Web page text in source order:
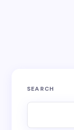
SEARCH